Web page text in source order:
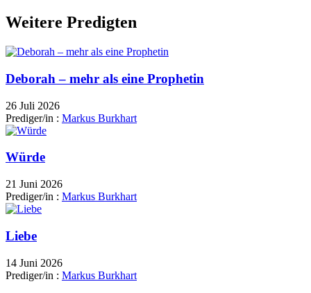
Weitere Predigten
Deborah – mehr als eine Prophetin
26 Juli 2026
Prediger/in : Markus Burkhart
Würde
21 Juni 2026
Prediger/in : Markus Burkhart
Liebe
14 Juni 2026
Prediger/in : Markus Burkhart